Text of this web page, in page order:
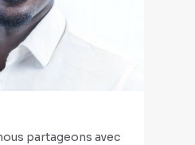
partageons avec